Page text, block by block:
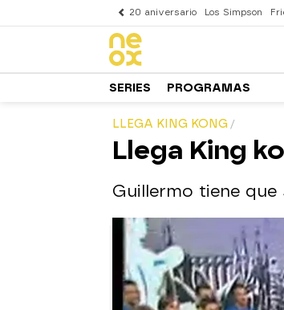
20 aniversario Los Simpson
SERIES PROGRAMAS
LLEGA KING KONG
Llega King
Guillermo tiene